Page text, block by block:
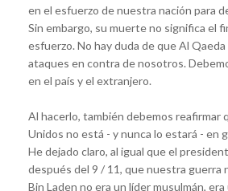
en el esfuerzo de nuestra nación para
Sin embargo, su muerte no significa el
esfuerzo. No hay duda de que Al
ataques en contra de nosotros.
en el país y el extranjero.
Al hacerlo, también debemos reafirmar
Unidos no está - y nunca lo estará - en
He dejado claro, al igual que el
después del 9 / 11, que nuestra guerra
Bin Laden no era un líder musulmán,